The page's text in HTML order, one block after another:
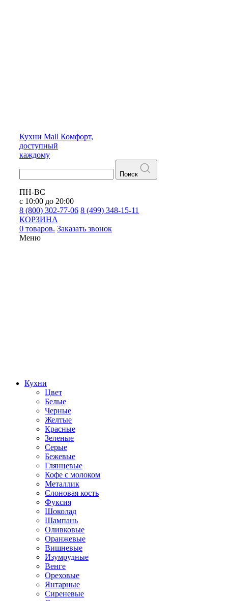
Кухни Mall Комфорт,
доступный
каждому
Поиск
ПН-ВС
с 10:00 до 20:00
8 (800) 302-77-06 8 (499) 348-15-11
КОРЗИНА
0 товаров. Заказать звонок
Меню
Кухни
Цвет
Белые
Черные
Желтые
Красные
Зеленые
Серые
Бежевые
Глянцевые
Кофе с молоком
Металлик
Слоновая кость
Фуксия
Шоколад
Шампань
Оливковые
Оранжевые
Вишневые
Изумрудные
Венге
Ореховые
Янтарные
Сиреневые